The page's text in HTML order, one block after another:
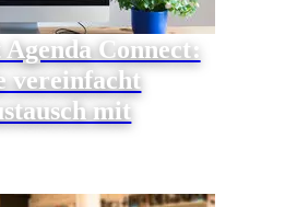
Connect:
vereinfacht
mit